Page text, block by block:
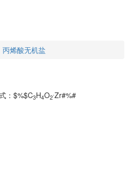
丙烯酸无机盐
：$%$C3H4O2
.Zr#%#